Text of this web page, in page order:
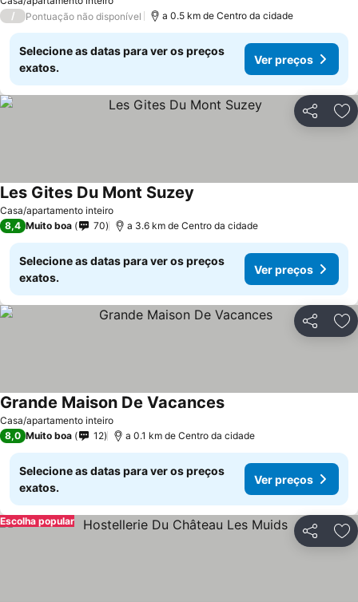
/ Pontuação não disponível a 0.5 km de Centro da cidade
Selecione as datas para ver os preços
exatos.
Ver preços
Partilhar
Casa/apartamento inteiro
Les Gites Du Mont Suzey
8,4 Muito boa 70 a 3.6 km de Centro da cidade
Selecione as datas para ver os preços
exatos.
Ver preços
Partilhar
Casa/apartamento inteiro
Grande Maison De VacancesVer preços
8,0 Muito boa 12 a 0.1 km de Centro da cidade
Selecione as datas para ver os preços
exatos.
Ver preços
Partilhar
Escolha popular